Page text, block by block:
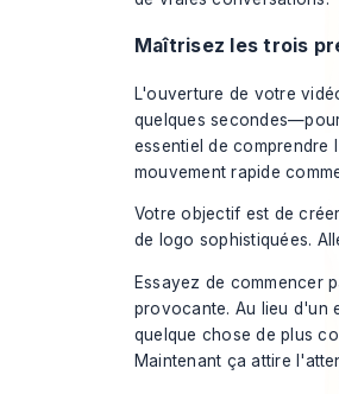
Maîtrisez les trois
L'ouverture de votre
quelques
essentiel de comprendre
mouvement rapide
Votre objectif est de
de logo sophistiquées.
Essayez de commencer
provocante. Au lieu d'un
quelque chose de plus
Maintenant ça attire